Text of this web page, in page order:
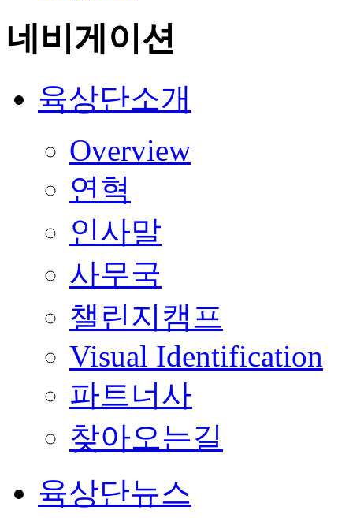
네비게이션
육상단소개
Overview
연혁
인사말
사무국
챌린지캠프
Visual Identification
파트너사
찾아오는길
육상단뉴스